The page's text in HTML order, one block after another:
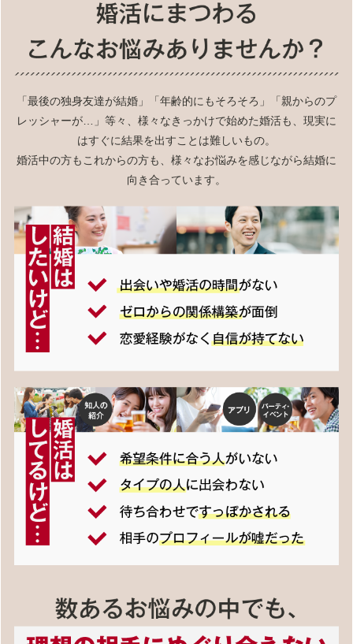
「最後の独身友達が結婚」「年齢的にもそろそろ」「親からのプ
レッシャーが…」等々、様々なきっかけで始めた婚活も、現実に
はすぐに結果を出すことは難しいもの。
婚活中の方もこれからの方も、様々なお悩みを感じながら結婚に
向き合っています。